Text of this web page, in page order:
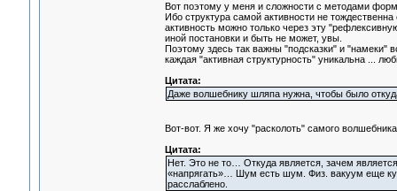
Вот поэтому у меня и сложности с методами
Ибо структура самой активности не
активность можно только через эту
иной постановки и быть не может, увы.
Поэтому здесь так важны "подсказки" и "намеки"
каждая "активная структурность" уникальна ...
Цитата:
Даже волшебнику шляпа нужна, чтобы было
Вот-вот. Я же хочу "расколоть" самого
Цитата:
Нет. Это не то… Откуда является, зачем
«напрягать»… Шум есть шум. Физ. вакуум еще
расслаблено.